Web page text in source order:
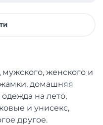
женского и
домашняя
на лето,
и унисекс,
другое.